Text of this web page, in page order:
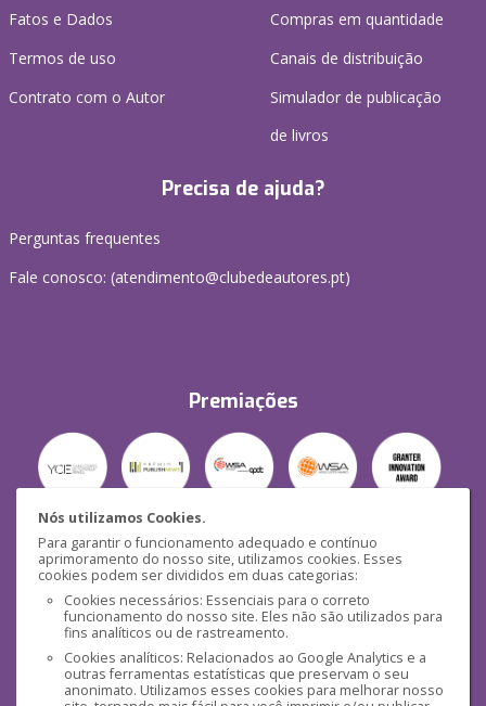
Nós utilizamos Cookies.
Para garantir o funcionamento adequado e contínuo
aprimoramento do nosso site, utilizamos cookies. Esses
cookies podem ser divididos em duas categorias:
Cookies necessários: Essenciais para o correto
funcionamento do nosso site. Eles não são utilizados para
fins analíticos ou de rastreamento.
Cookies analíticos: Relacionados ao Google Analytics e a
outras ferramentas estatísticas que preservam o seu
anonimato. Utilizamos esses cookies para melhorar nosso
Fatos e Dados
Termos de uso
Contrato com o Autor
Compras em quantidade
Canais de distribuição
Simulador de publicação
de livros
Precisa de ajuda?
Perguntas frequentes
Fale conosco: (atendimento@clubedeautores.pt)
Premiações
Segurança
Mídias Sociais